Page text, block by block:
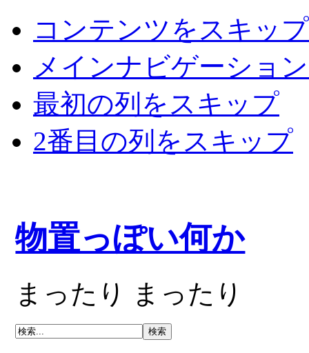
コンテンツをスキップ
メインナビゲーショ
最初の列をスキップ
2番目の列をスキップ
物置っぽい何か
まったり まったり